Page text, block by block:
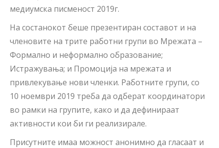
медиумска писменост 2019г.
На состанокот беше презентиран составот и на
членовите на трите работни групи во Мрежата –
Формално и неформално образование;
Истражувања; и Промоција на мрежата и
привлекување нови членки. Работните групи, со
10 ноември 2019 треба да одберат координатори
во рамки на групите, како и да дефинираат
активности кои би ги реализирале.
Присутните имаа можност анонимно да гласаат и